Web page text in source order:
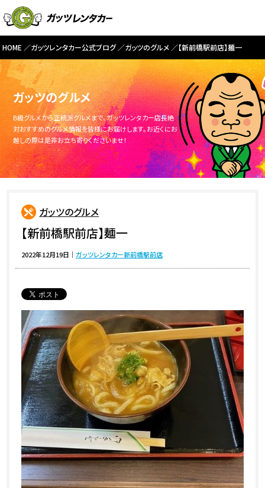
HOME ガッツレンタカー公式ブログ ガッツのグルメ 【新前橋駅前店】麺一
ガッツのグルメ
B級グルメから正統派グルメまで、ガッツレンタカー店長絶
対おすすめのグルメ情報を皆様にお届けします。お近くにお
越しの際は是非お立ち寄りくださいませ！
ガッツのグルメ
【新前橋駅前店】麺一
2022年12月19日 ｜ガッツレンタカー新前橋駅前店